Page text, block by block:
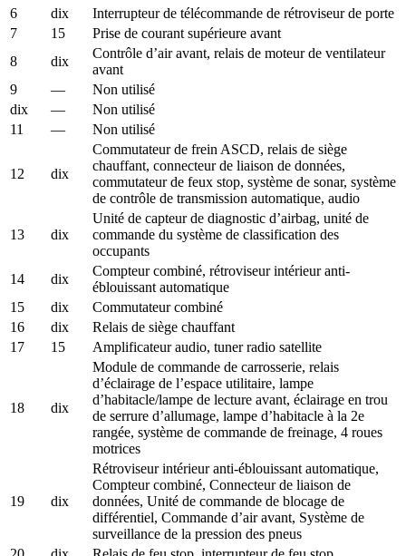
6
dix
Interrupteur de télécommande de rétroviseur de porte
7
15
Prise de courant supérieure avant
8
dix
Contrôle d’air avant, relais de moteur de ventilateur
avant
9
—
Non utilisé
dix
—
Non utilisé
11
— Non utilisé
12 dix
Commutateur de frein ASCD, relais de siège
chauffant, connecteur de liaison de données,
commutateur de feux stop, système de sonar, système
de contrôle de transmission automatique, audio
13 dix
Unité de capteur de diagnostic d’airbag, unité de
commande du système de classification des
occupants
14
dix
Compteur combiné, rétroviseur intérieur anti-
éblouissant automatique
15
dix
Commutateur combiné
16
dix
Relais de siège chauffant
17
15 Amplificateur audio, tuner radio satellite
18 dix
Module de commande de carrosserie, relais
d’éclairage de l’espace utilitaire, lampe
d’habitacle/lampe de lecture avant, éclairage en trou
de serrure d’allumage, lampe d’habitacle à la 2e
rangée, système de commande de freinage, 4 roues
motrices
19 dix
Rétroviseur intérieur anti-éblouissant automatique,
Compteur combiné, Connecteur de liaison de
données, Unité de commande de blocage de
différentiel, Commande d’air avant, Système de
surveillance de la pression des pneus